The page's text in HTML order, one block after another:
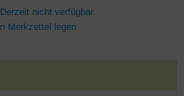
Derzeit nicht verfügbar.